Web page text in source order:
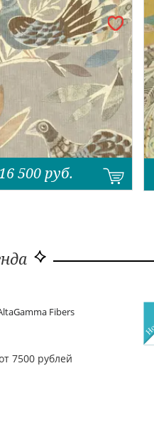
500 руб.
Fibers
7500 рублей